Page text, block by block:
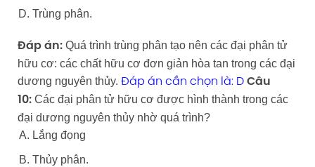
Trùng phân.
Đáp án:Quá trình trùng phân tạo nên các đại phân tử
hữu cơ: các chất hữu cơ đơn giản hòa tan trong các đại
dương nguyên thủy. Đáp án cần chọn là: D Câu
10:Các đại phân tử hữu cơ được hình thành trong các
đại dương nguyên thủy nhờ quá trình?
Lắng đọng
Thủy phân.